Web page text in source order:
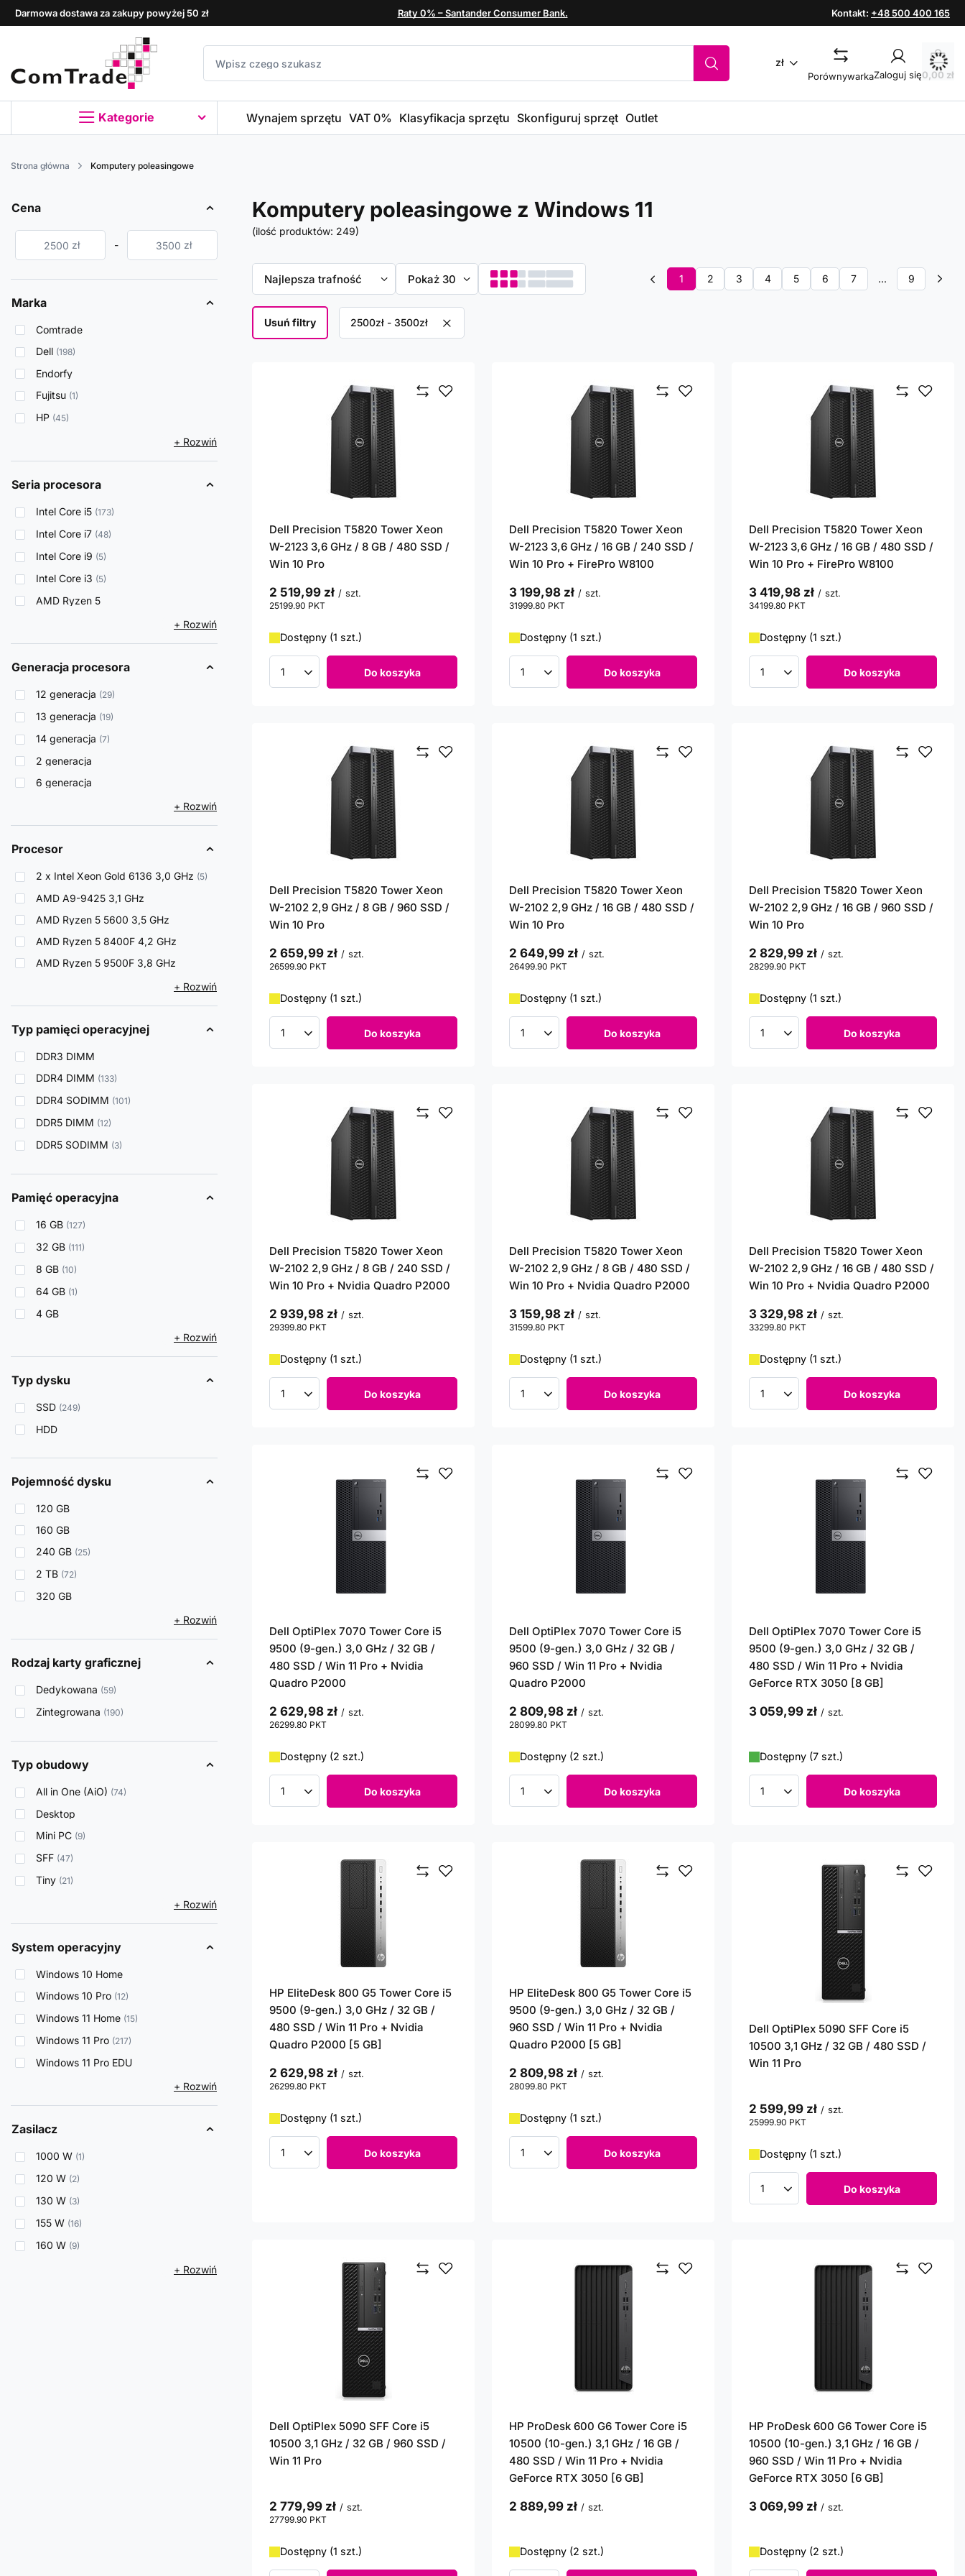
Darmowa dostawa za zakupy powyżej 50 zł Raty 0% – Santander Consumer Bank. Kontakt: +48 500 400 165
zł
PorównywarkaZaloguj się0,00 zł
Kategorie Wynajem sprzętu VAT 0% Klasyfikacja sprzętu Skonfiguruj sprzęt Outlet
Strona główna Komputery poleasingowe
Cena
zł - zł
Marka
Comtrade
Dell 198
Endorfy
Fujitsu 1
HP 45
+ Rozwiń
Seria procesora
Intel Core i5 173
Intel Core i7 48
Intel Core i9 5
Intel Core i3 5
AMD Ryzen 5
+ Rozwiń
Generacja procesora
12 generacja 29
13 generacja 19
14 generacja 7
2 generacja
6 generacja
+ Rozwiń
Procesor
2 x Intel Xeon Gold 6136 3,0 GHz 5
AMD A9-9425 3,1 GHz
AMD Ryzen 5 5600 3,5 GHz
AMD Ryzen 5 8400F 4,2 GHz
AMD Ryzen 5 9500F 3,8 GHz
+ Rozwiń
Typ pamięci operacyjnej
DDR3 DIMM
DDR4 DIMM 133
DDR4 SODIMM 101
DDR5 DIMM 12
DDR5 SODIMM 3
Pamięć operacyjna
16 GB 127
32 GB 111
8 GB 10
64 GB 1
4 GB
+ Rozwiń
Typ dysku
SSD 249
HDD
Pojemność dysku
120 GB
160 GB
240 GB 25
2 TB 72
320 GB
+ Rozwiń
Rodzaj karty graficznej
Dedykowana 59
Zintegrowana 190
Typ obudowy
All in One (AiO) 74
Desktop
Mini PC 9
SFF 47
Tiny 21
+ Rozwiń
System operacyjny
Windows 10 Home
Windows 10 Pro 12
Windows 11 Home 15
Windows 11 Pro 217
Windows 11 Pro EDU
+ Rozwiń
Zasilacz
1000 W 1
120 W 2
130 W 3
155 W 16
160 W 9
+ Rozwiń
Komputery poleasingowe z Windows 11
(ilość produktów: 249)
Zmień sortowanie
Najlepsza trafność Zmień ilość wyświetlanych produktów
Pokaż 30 1 2 3 4 5 6 7 ... 9
Usuń filtry Usuń filtr
2500zł - 3500zł
Dell Precision T5820 Tower Xeon
W-2123 3,6 GHz / 8 GB / 480 SSD /
Win 10 Pro
2 519,99 zł / szt.
25199.90 PKT
Dostępny (1 szt.)
Ilość produktów Do koszyka
Dell Precision T5820 Tower Xeon
W-2123 3,6 GHz / 16 GB / 240 SSD /
Win 10 Pro + FirePro W8100
3 199,98 zł / szt.
31999.80 PKT
Dostępny (1 szt.)
Ilość produktów Do koszyka
Dell Precision T5820 Tower Xeon
W-2123 3,6 GHz / 16 GB / 480 SSD /
Win 10 Pro + FirePro W8100
3 419,98 zł / szt.
34199.80 PKT
Dostępny (1 szt.)
Ilość produktów Do koszyka
Dell Precision T5820 Tower Xeon
W-2102 2,9 GHz / 8 GB / 960 SSD /
Win 10 Pro
2 659,99 zł / szt.
26599.90 PKT
Dostępny (1 szt.)
Ilość produktów Do koszyka
Dell Precision T5820 Tower Xeon
W-2102 2,9 GHz / 16 GB / 480 SSD /
Win 10 Pro
2 649,99 zł / szt.
26499.90 PKT
Dostępny (1 szt.)
Ilość produktów Do koszyka
Dell Precision T5820 Tower Xeon
W-2102 2,9 GHz / 16 GB / 960 SSD /
Win 10 Pro
2 829,99 zł / szt.
28299.90 PKT
Dostępny (1 szt.)
Ilość produktów Do koszyka
Dell Precision T5820 Tower Xeon
W-2102 2,9 GHz / 8 GB / 240 SSD /
Win 10 Pro + Nvidia Quadro P2000
2 939,98 zł / szt.
29399.80 PKT
Dostępny (1 szt.)
Ilość produktów Do koszyka
Dell Precision T5820 Tower Xeon
W-2102 2,9 GHz / 8 GB / 480 SSD /
Win 10 Pro + Nvidia Quadro P2000
3 159,98 zł / szt.
31599.80 PKT
Dostępny (1 szt.)
Ilość produktów Do koszyka
Dell Precision T5820 Tower Xeon
W-2102 2,9 GHz / 16 GB / 480 SSD /
Win 10 Pro + Nvidia Quadro P2000
3 329,98 zł / szt.
33299.80 PKT
Dostępny (1 szt.)
Ilość produktów Do koszyka
Dell OptiPlex 7070 Tower Core i5
9500 (9-gen.) 3,0 GHz / 32 GB /
480 SSD / Win 11 Pro + Nvidia
Quadro P2000
2 629,98 zł / szt.
26299.80 PKT
Dostępny (2 szt.)
Ilość produktów Do koszyka
Dell OptiPlex 7070 Tower Core i5
9500 (9-gen.) 3,0 GHz / 32 GB /
960 SSD / Win 11 Pro + Nvidia
Quadro P2000
2 809,98 zł / szt.
28099.80 PKT
Dostępny (2 szt.)
Ilość produktów Do koszyka
Dell OptiPlex 7070 Tower Core i5
9500 (9-gen.) 3,0 GHz / 32 GB /
480 SSD / Win 11 Pro + Nvidia
GeForce RTX 3050 [8 GB]
3 059,99 zł / szt.
Dostępny (7 szt.)
Ilość produktów Do koszyka
HP EliteDesk 800 G5 Tower Core i5
9500 (9-gen.) 3,0 GHz / 32 GB /
480 SSD / Win 11 Pro + Nvidia
Quadro P2000 [5 GB]
2 629,98 zł / szt.
26299.80 PKT
Dostępny (1 szt.)
Ilość produktów Do koszyka
HP EliteDesk 800 G5 Tower Core i5
9500 (9-gen.) 3,0 GHz / 32 GB /
960 SSD / Win 11 Pro + Nvidia
Quadro P2000 [5 GB]
2 809,98 zł / szt.
28099.80 PKT
Dostępny (1 szt.)
Ilość produktów Do koszyka
Dell OptiPlex 5090 SFF Core i5
10500 3,1 GHz / 32 GB / 480 SSD /
Win 11 Pro
2 599,99 zł / szt.
25999.90 PKT
Dostępny (1 szt.)
Ilość produktów Do koszyka
Dell OptiPlex 5090 SFF Core i5
10500 3,1 GHz / 32 GB / 960 SSD /
Win 11 Pro
2 779,99 zł / szt.
27799.90 PKT
Dostępny (1 szt.)
HP ProDesk 600 G6 Tower Core i5
10500 (10-gen.) 3,1 GHz / 16 GB /
480 SSD / Win 11 Pro + Nvidia
GeForce RTX 3050 [6 GB]
2 889,99 zł / szt.
Dostępny (2 szt.)
HP ProDesk 600 G6 Tower Core i5
10500 (10-gen.) 3,1 GHz / 16 GB /
960 SSD / Win 11 Pro + Nvidia
GeForce RTX 3050 [6 GB]
3 069,99 zł / szt.
Dostępny (2 szt.)